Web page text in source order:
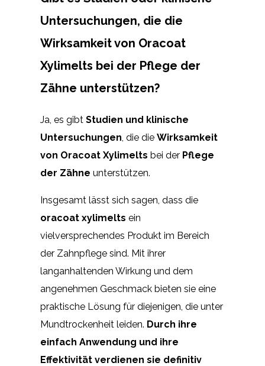
Untersuchungen, die die
Wirksamkeit von Oracoat
Xylimelts bei der Pflege der
Zähne unterstützen?
Ja, es gibt Studien und klinische
Untersuchungen, die die Wirksamkeit
von Oracoat Xylimelts bei der Pflege
der Zähne unterstützen.
Insgesamt lässt sich sagen, dass die
oracoat xylimelts ein
vielversprechendes Produkt im Bereich
der Zahnpflege sind. Mit ihrer
langanhaltenden Wirkung und dem
angenehmen Geschmack bieten sie eine
praktische Lösung für diejenigen, die unter
Mundtrockenheit leiden. Durch ihre
einfach Anwendung und ihre
Effektivität verdienen sie definitiv